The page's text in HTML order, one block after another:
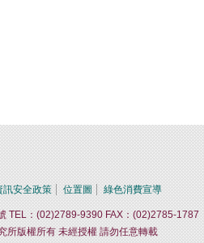
訊安全政策 位置圖 綠色消費宣導
TEL：(02)2789-9390 FAX：(02)2785-1787
所版權所有 未經授權 請勿任意轉載